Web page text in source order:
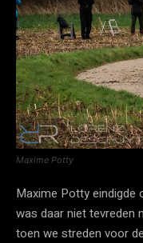
Maxime Potty
Maxime Potty eindigde
was daar niet tevreden
toen we streden voor